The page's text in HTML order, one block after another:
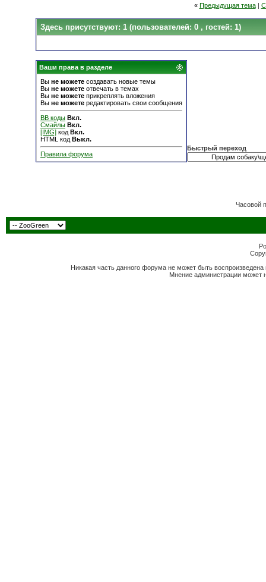
« Предыдущая тема|
Здесь присутствуют: 1 (пользователей: 0 , гостей: 1)
Ваши права в разделе
Вы не можете создавать новые темы
Вы не можете отвечать в темах
Вы не можете прикреплять вложения
Вы не можете редактировать свои сообщения
BB коды Вкл.
Смайлы Вкл.
[IMG] код Вкл.
HTML код Выкл.
Правила форума
Быстрый переход
Часовой
Никакая часть данного форума не может быть
Мнение администрации может